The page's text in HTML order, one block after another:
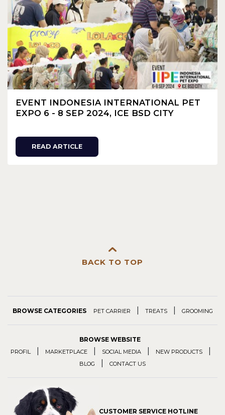
EVENT INDONESIA INTERNATIONAL PET
EXPO 6 - 8 SEP 2024, ICE BSD CITY
READ ARTICLE
BACK TO TOP
BROWSE CATEGORIES PET CARRIER TREATS GROOMING
BROWSE WEBSITE
PROFIL MARKETPLACE SOCIAL MEDIA NEW PRODUCTS
BLOG CONTACT US
CUSTOMER SERVICE HOTLINE